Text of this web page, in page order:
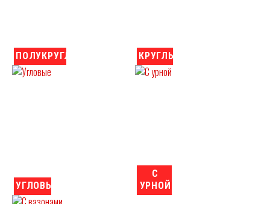
ПОЛУКРУГЛЫЕ КРУГЛЫЕ
УГЛОВЫЕ
С
УРНОЙ